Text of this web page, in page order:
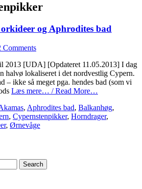
og Aphrodites bad
Comments
2013 [UDA] [Opdateret 11.05.2013] I dag
halvø lokaliseret i det nordvestlig Cypern.
– ikke så meget pga. hendes bad (som vi
Læs mere… / Read More…
, Aphrodites bad, Balkanhøg,
, Cypernstenpikker, Horndrager,
, Ørnevåge